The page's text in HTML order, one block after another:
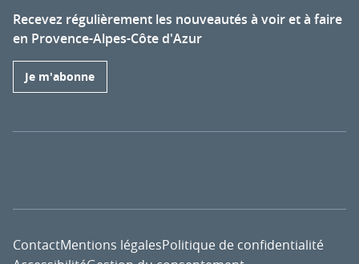
Recevez régulièrement les nouveautés à voir et à faire
en Provence-Alpes-Côte d'Azur
Je m'abonne
ContactMentions légalesPolitique de confidentialité